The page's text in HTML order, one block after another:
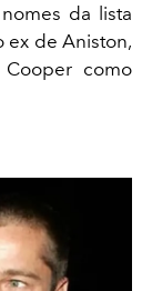
da lista
ex de Aniston,
como